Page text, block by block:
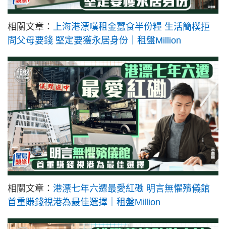
相關文章：
上海港漂嘆租金蠶食半份糧 生活簡樸拒
問父母要錢 堅定要獲永居身份｜租盤Million
相關文章： 港漂七年六遷最愛紅磡 明言無懼殯儀館
首重賺錢視港為最佳選擇｜租盤Million